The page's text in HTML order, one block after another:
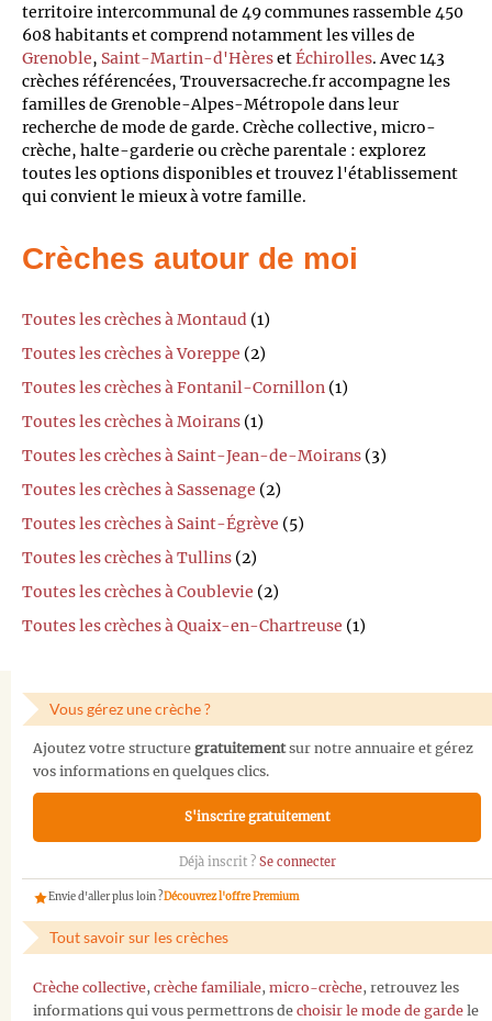
territoire intercommunal de 49 communes rassemble 450
608 habitants et comprend notamment les villes de
Grenoble, Saint-Martin-d'HèresetÉchirolles. Avec 143
crèches référencées, Trouversacreche.fr accompagne les
familles de Grenoble-Alpes-Métropole dans leur
recherche de mode de garde. Crèche collective, micro-
crèche, halte-garderie ou crèche parentale : explorez
toutes les options disponibles et trouvez l'établissement
qui convient le mieux à votre famille.
Crèches autour de moi
Toutes les crèches à Montaud (1)
Toutes les crèches à Voreppe (2)
Toutes les crèches à Fontanil-Cornillon (1)
Toutes les crèches à Moirans (1)
Toutes les crèches à Saint-Jean-de-Moirans (3)
Toutes les crèches à Sassenage (2)
Toutes les crèches à Saint-Égrève (5)
Toutes les crèches à Tullins (2)
Toutes les crèches à Coublevie (2)
Toutes les crèches à Quaix-en-Chartreuse (1)
Vous gérez une crèche ?
Ajoutez votre structure gratuitementsur notre annuaire et gérez
vos informations en quelques clics.
S'inscrire gratuitement
Déjà inscrit ? Se connecter
Envie d'aller plus loin ?Découvrez l'offre Premium
Tout savoir sur les crèches
Crèche collective, crèche familiale, micro-crèche, retrouvez les
informations qui vous permettrons de choisir le mode de garde le